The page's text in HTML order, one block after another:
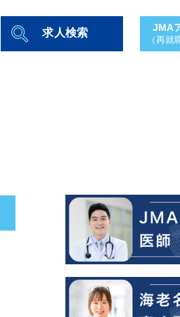
求人検索 JMA
（再就